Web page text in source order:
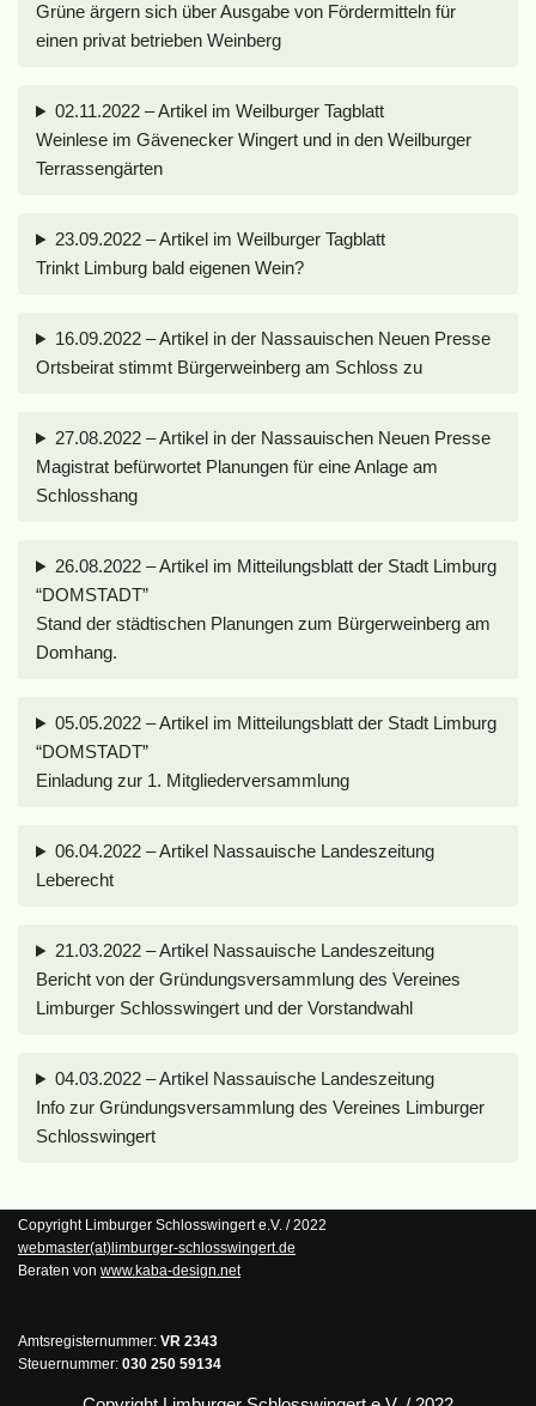
Grüne ärgern sich über Ausgabe von Fördermitteln für
einen privat betrieben Weinberg
02.11.2022 – Artikel im Weilburger Tagblatt
Weinlese im Gävenecker Wingert und in den Weilburger
Terrassengärten
23.09.2022 – Artikel im Weilburger Tagblatt
Trinkt Limburg bald eigenen Wein?
16.09.2022 – Artikel in der Nassauischen Neuen Presse
Ortsbeirat stimmt Bürgerweinberg am Schloss zu
27.08.2022 – Artikel in der Nassauischen Neuen Presse
Magistrat befürwortet Planungen für eine Anlage am
Schlosshang
26.08.2022 – Artikel im Mitteilungsblatt der Stadt Limburg
“DOMSTADT”
Stand der städtischen Planungen zum Bürgerweinberg am
Domhang.
05.05.2022 – Artikel im Mitteilungsblatt der Stadt Limburg
“DOMSTADT”
Einladung zur 1. Mitgliederversammlung
06.04.2022 – Artikel Nassauische Landeszeitung
Leberecht
21.03.2022 – Artikel Nassauische Landeszeitung
Bericht von der Gründungsversammlung des Vereines
Limburger Schlosswingert und der Vorstandwahl
04.03.2022 – Artikel Nassauische Landeszeitung
Info zur Gründungsversammlung des Vereines Limburger
Schlosswingert
Copyright Limburger Schlosswingert e.V. / 2022
webmaster(at)limburger-schlosswingert.de
Beraten von www.kaba-design.net
Amtsregisternummer: VR 2343
Steuernummer: 030 250 59134